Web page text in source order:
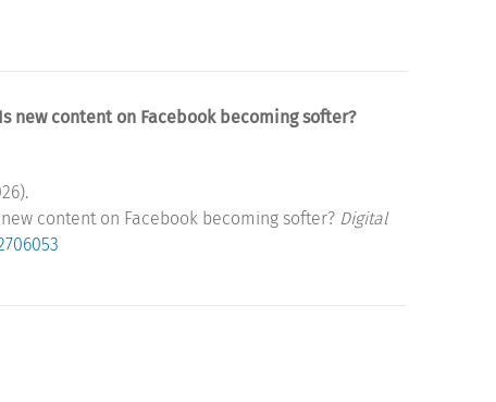
content on Facebook becoming softer?
content on Facebook becoming softer? Digital